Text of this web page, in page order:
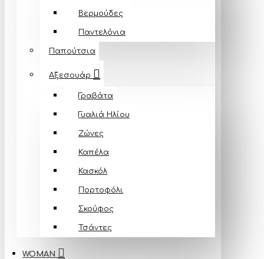
Βερμούδες
Παντελόνια
Παπούτσια
Αξεσουάρ
Γραβάτα
Γυαλιά Ηλίου
Ζώνες
Καπέλα
Κασκόλ
Πορτοφόλι
Σκούφος
Τσάντες
WOMAN